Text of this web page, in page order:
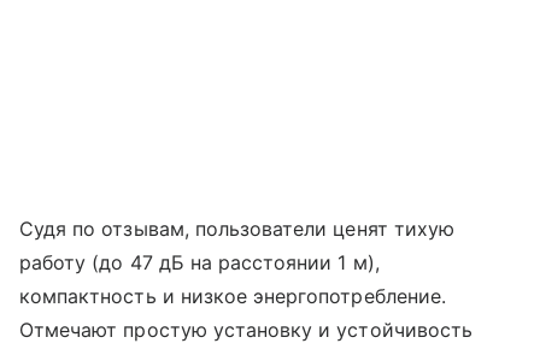
Судя по отзывам, пользователи ценят тихую
работу (до 47 дБ на расстоянии 1 м),
компактность и низкое энергопотребление.
Отмечают простую установку и устойчивость